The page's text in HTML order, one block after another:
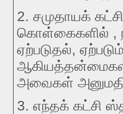
2. சமுதாயக்
கொள்கைகளில் ,
ஏற்படுதல்,
ஆகியத்தன்மைகள்
அவைகள்
3. எந்தக் கட்சி